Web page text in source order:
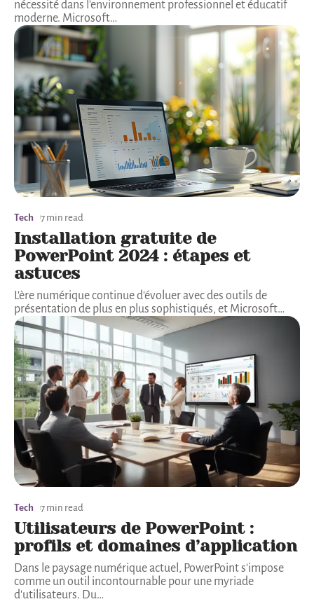
nécessité dans l'environnement professionnel et éducatif
moderne. Microsoft…
Tech 7 min read
Installation gratuite de
PowerPoint 2024 : étapes et
astuces
L'ère numérique continue d'évoluer avec des outils de
présentation de plus en plus sophistiqués, et Microsoft…
Tech 7 min read
Utilisateurs de PowerPoint :
profils et domaines d’application
Dans le paysage numérique actuel, PowerPoint s'impose
comme un outil incontournable pour une myriade
d'utilisateurs. Du…